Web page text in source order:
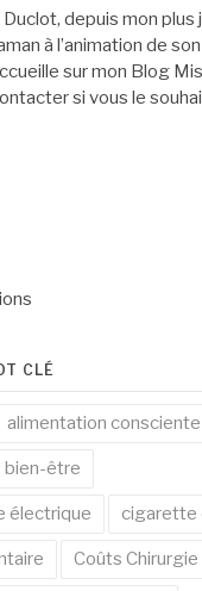
Duclot, depuis mon plus
à l’animation de
sur mon Blog
si vous le
CLÉ
alimentation consciente
bien-être
électrique cigarette
Coûts